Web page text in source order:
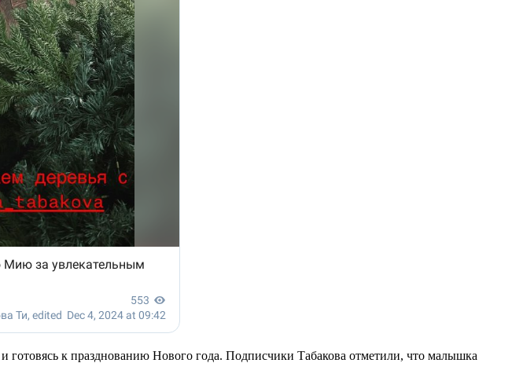
готовясь к празднованию Нового года. Подписчики Табакова отметили, что малышка